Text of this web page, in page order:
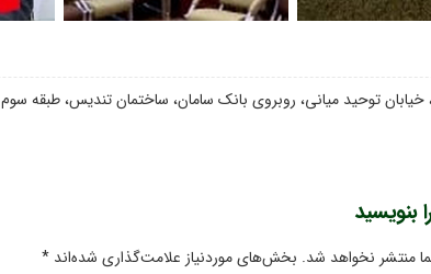
توحید میانی، روبروی بانک سامان، ساختمان تندیس، طبقه سوم
بنویسید
منتشر نخواهد شد. بخش‌های موردنیاز علامت‌گذاری شده‌اند *